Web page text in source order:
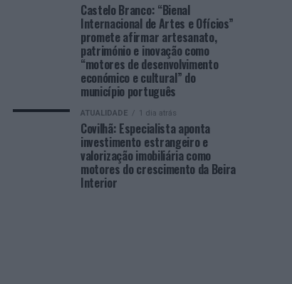
Castelo Branco: “Bienal
Internacional de Artes e Ofícios”
promete afirmar artesanato,
património e inovação como
“motores de desenvolvimento
económico e cultural” do
município português
ATUALIDADE 1 dia atrás
Covilhã: Especialista aponta
investimento estrangeiro e
valorização imobiliária como
motores do crescimento da Beira
Interior